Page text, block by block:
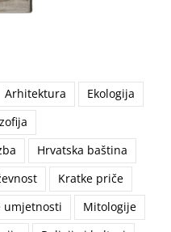
Arhitektura
Ekologija
Hrvatska baština
Kratke priče
umjetnosti
Mitologije